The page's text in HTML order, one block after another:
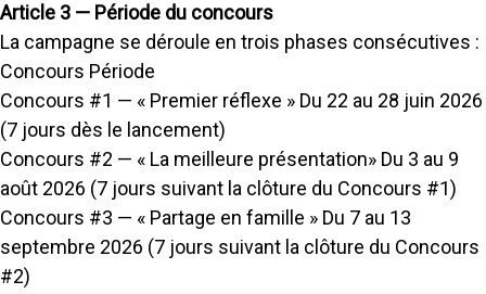
Article 3 — Période du concours
La campagne se déroule en trois phases consécutives :
Concours Période
Concours #1 — « Premier réflexe » Du 22 au 28 juin 2026
(7 jours dès le lancement)
Concours #2 — « La meilleure présentation» Du 3 au 9
août 2026 (7 jours suivant la clôture du Concours #1)
Concours #3 — « Partage en famille » Du 7 au 13
septembre 2026 (7 jours suivant la clôture du Concours
#2)